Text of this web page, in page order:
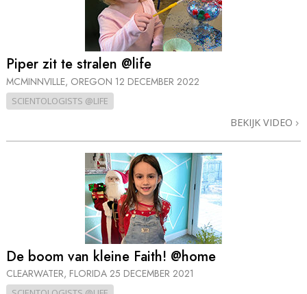
Piper zit te stralen @life
MCMINNVILLE, OREGON 12 DECEMBER 2022
SCIENTOLOGISTS @LIFE
BEKIJK VIDEO
De boom van kleine Faith! @home
CLEARWATER, FLORIDA 25 DECEMBER 2021